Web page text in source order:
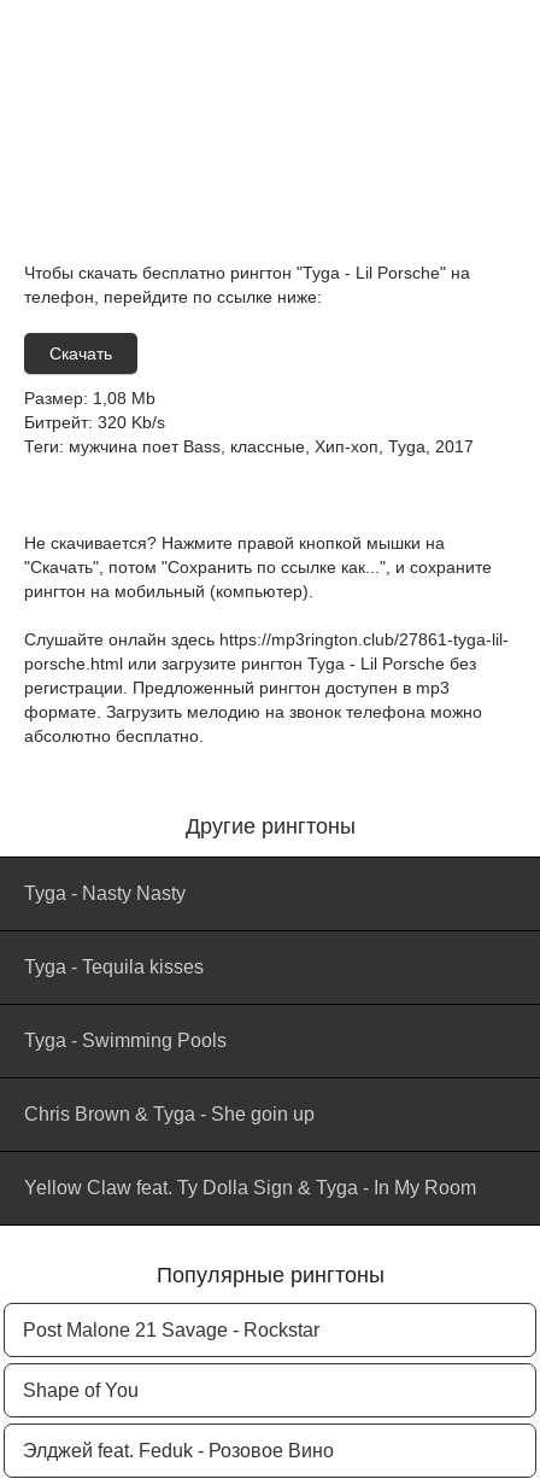
Чтобы скачать бесплатно рингтон "Tyga - Lil Porsche" на
телефон, перейдите по ссылке ниже:
Скачать
Размер: 1,08 Mb
Битрейт: 320 Kb/s
Теги: мужчина поет Bass, классные, Хип-хоп, Tyga, 2017
Не скачивается? Нажмите правой кнопкой мышки на
"Скачать", потом "Сохранить по ссылке как...", и сохраните
рингтон на мобильный (компьютер).
Слушайте онлайн здесь https://mp3rington.club/27861-tyga-lil-
porsche.html или загрузите рингтон Tyga - Lil Porsche без
регистрации. Предложенный рингтон доступен в mp3
формате. Загрузить мелодию на звонок телефона можно
абсолютно бесплатно.
Другие рингтоны
Tyga - Nasty Nasty
Tyga - Tequila kisses
Tyga - Swimming Pools
Chris Brown & Tyga - She goin up
Yellow Claw feat. Ty Dolla Sign & Tyga - In My Room
Популярные рингтоны
Post Malone 21 Savage - Rockstar
Shape of You
Элджей feat. Feduk - Розовое Вино